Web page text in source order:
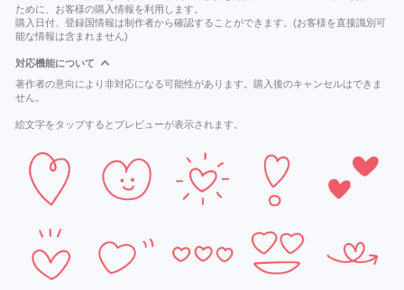
ために、お客様の購入情報を利用します。
購入日付、登録国情報は制作者から確認することができます。(お客様を直接識別可
能な情報は含まれません)
対応機能について
著作者の意向により非対応になる可能性があります。購入後のキャンセルはできま
せん。
絵文字をタップするとプレビューが表示されます。